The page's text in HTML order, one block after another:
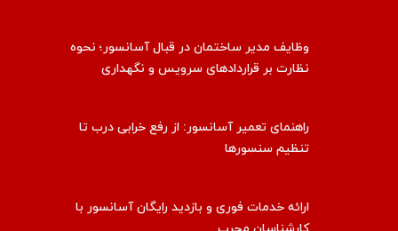
وظایف مدیر ساختمان در قبال آسانسور؛ نحوه
نظارت بر قراردادهای سرویس و نگهداری
راهنمای تعمیر آسانسور: از رفع خرابی درب تا
تنظیم سنسورها
ارائه خدمات فوری و بازدید رایگان آسانسور با